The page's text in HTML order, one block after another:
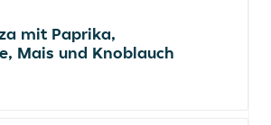
mit Paprika,
Mais und Knoblauch